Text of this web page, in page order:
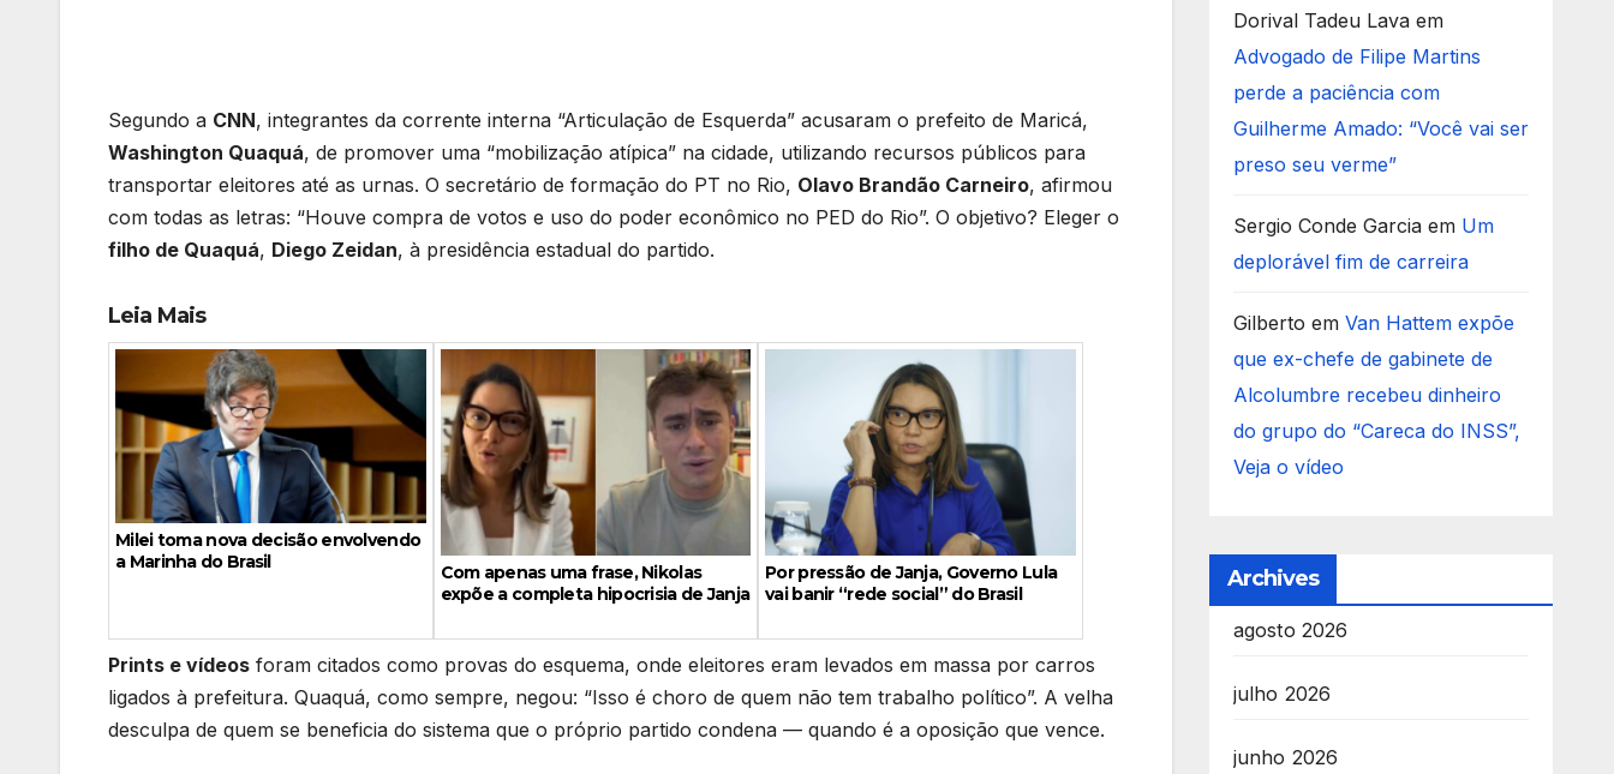
Segundo a CNN, integrantes da corrente interna “Articulação de Esquerda” acusaram o prefeito de Maricá,
Washington Quaquá, de promover uma “mobilização atípica” na cidade, utilizando recursos públicos para
transportar eleitores até as urnas. O secretário de formação do PT no Rio, Olavo Brandão Carneiro, afirmou
com todas as letras: “Houve compra de votos e uso do poder econômico no PED do Rio”. O objetivo? Eleger o
filho de Quaquá, Diego Zeidan, à presidência estadual do partido.
Leia Mais
Milei toma nova decisão envolvendo
a Marinha do Brasil
Com apenas uma frase, Nikolas
expõe a completa hipocrisia de Janja
Por pressão de Janja, Governo Lula
vai banir “rede social” do Brasil
Prints e vídeos foram citados como provas do esquema, onde eleitores eram levados em massa por carros
ligados à prefeitura. Quaquá, como sempre, negou: “Isso é choro de quem não tem trabalho político”. A velha
desculpa de quem se beneficia do sistema que o próprio partido condena — quando é a oposição que vence.
Dorival Tadeu Lavaem
Advogado de Filipe Martins
perde a paciência com
Guilherme Amado: “Você vai ser
preso seu verme”
Sergio Conde Garciaem Um
deplorável fim de carreira
Gilberto em Van Hattem expõe
que ex-chefe de gabinete de
Alcolumbre recebeu dinheiro
do grupo do “Careca do INSS”,
Veja o vídeo
Archives
agosto 2026
julho 2026
junho 2026